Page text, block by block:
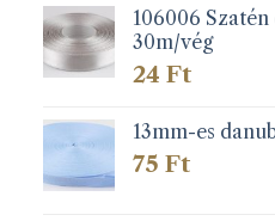
106006
30m/vég
24 Ft
13mm-es
75 Ft